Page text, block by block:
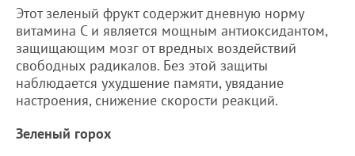
Этот зеленый фрукт содержит дневную норму
витамина С и является мощным антиоксидантом,
защищающим мозг от вредных воздействий
свободных радикалов. Без этой защиты
наблюдается ухудшение памяти, увядание
настроения, снижение скорости реакций.
Зеленый горох